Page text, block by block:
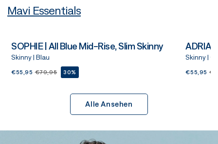
Mavi Essentials
NACHHALTIGKEIT
SOPHIE | All Blue Mid-Rise, Slim Skinny
Skinny | Blau
€55,95 €79,95 30%
Skinny |
€55,95
Alle Ansehen